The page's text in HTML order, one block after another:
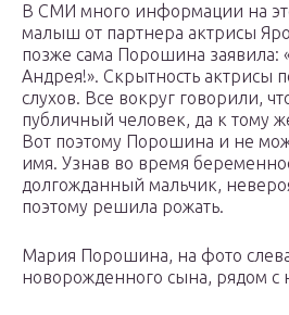
В СМИ много информации на
малыш от партнера актрисы
позже сама Порошина заявила:
Андрея!». Скрытность актрисы
слухов. Все вокруг говорили,
публичный человек, да к тому
Вот поэтому Порошина и не
имя. Узнав во время
долгожданный мальчик,
поэтому решила рожать.
Мария Порошина, на фото
новорожденного сына, рядом с